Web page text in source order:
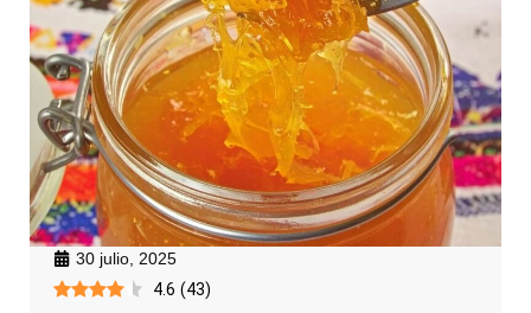
30 julio, 2025
4.6 (43)